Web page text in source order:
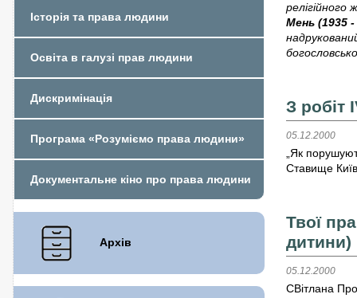
Мень (1935 -
З робіт
05.12.2000
„Як
Ставище
Твої
дитини)
05.12.2000
СВітлана
Історія та права людини
Освіта в галузі прав людини
Дискримінація
Програма «Розуміємо права людини»
Документальне кіно про права людини
Архів